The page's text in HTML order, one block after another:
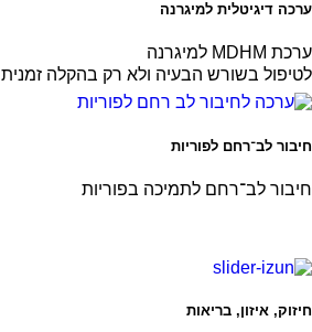
ערכה דיגיטלית למיגרנה
ערכת MDHM למיגרנה
לטיפול בשורש הבעיה ולא רק בהקלה זמנית
חיבור לב־רחם לפוריות
חיבור לב־רחם לתמיכה בפוריות
חיזוק, איזון, בריאות